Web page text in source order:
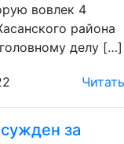
вовлек 4
района
делу […]
Читать
за